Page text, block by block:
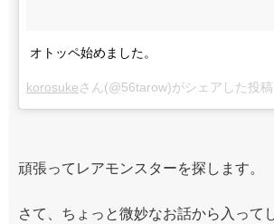
オトッペ始めました。
korosukeさん(@56tarow)がシェアした投
頑張ってレアモンスターを探します。
さて、ちょっと微妙なお話から入って